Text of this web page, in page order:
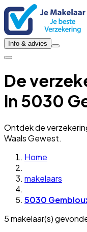
Info & advies
De
in 5030
Ontdek de
Waals Gewest.
Home
makelaars
5030
5 makelaar(s)